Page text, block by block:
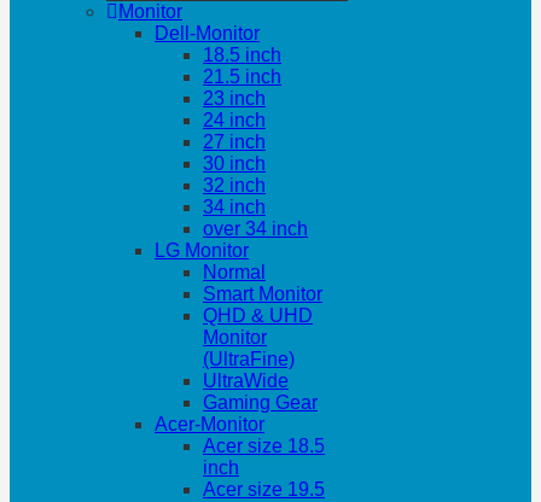
Monitor
Dell-Monitor
18.5 inch
21.5 inch
23 inch
24 inch
27 inch
30 inch
32 inch
34 inch
over 34 inch
LG Monitor
Normal
Smart Monitor
QHD & UHD
Monitor
(UltraFine)
UltraWide
Gaming Gear
Acer-Monitor
Acer size 18.5
inch
Acer size 19.5